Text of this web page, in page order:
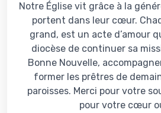
Notre Église vit grâce à la
portent dans leur cœur.
grand, est un acte d’amour
diocèse de continuer sa
Bonne Nouvelle,
former les prêtres de
paroisses. Merci pour votre
pour votre cœur